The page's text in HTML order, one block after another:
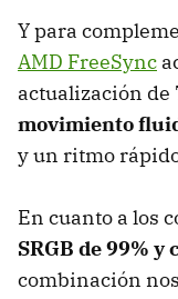
Y para
AMD FreeSync
actualización
movimiento
y un ritmo
En cuanto a los
SRGB de 99% y
combinación